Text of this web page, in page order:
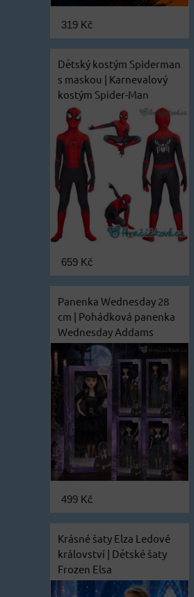
319 Kč
Dětský kostým Spiderman
s maskou | Karnevalový
kostým Spider-Man
659 Kč
Panenka Wednesday 28
cm | Pohádková panenka
Wednesday Addams
499 Kč
Krásné šaty Elza Ledové
království | Dětské šaty
Frozen Elsa